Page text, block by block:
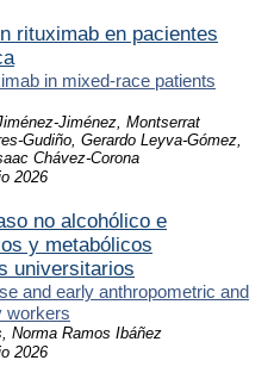
rituximab en pacientes
in mixed-race patients
Jiménez, Montserrat
Gudiño, Gerardo Leyva-Gómez,
Chávez-Corona
2026
no alcohólico e
y metabólicos
universitarios
and early anthropometric and
workers
Norma Ramos Ibáñez
2026